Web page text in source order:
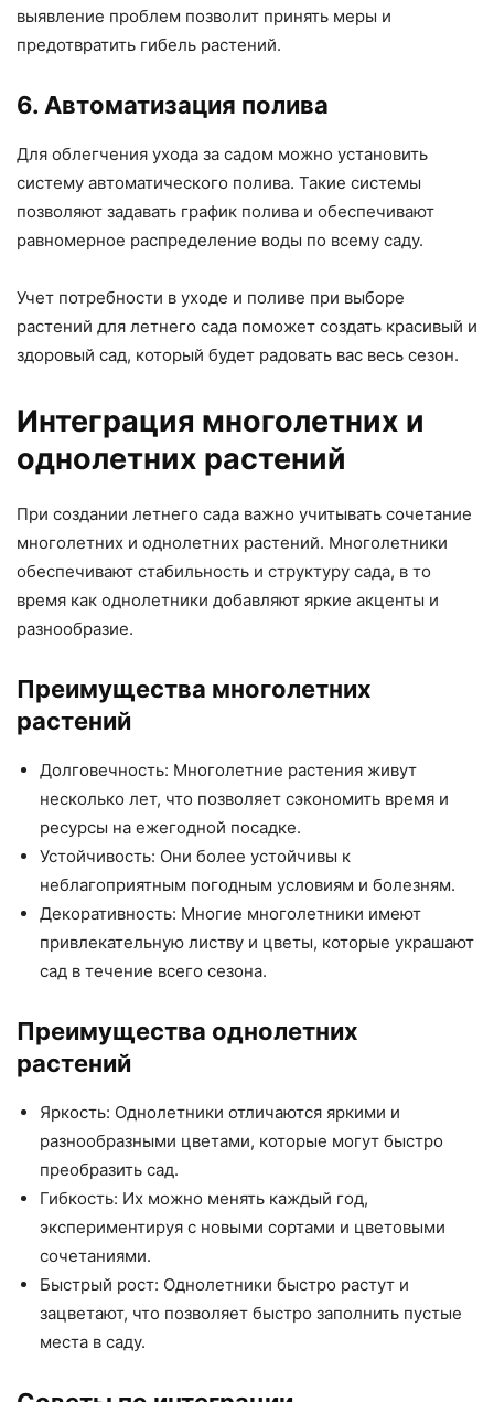
выявление проблем позволит принять меры и
предотвратить гибель растений.
6. Автоматизация полива
Для облегчения ухода за садом можно установить
систему автоматического полива. Такие системы
позволяют задавать график полива и обеспечивают
равномерное распределение воды по всему саду.
Учет потребности в уходе и поливе при выборе
растений для летнего сада поможет создать красивый и
здоровый сад, который будет радовать вас весь сезон.
Интеграция многолетних и
однолетних растений
При создании летнего сада важно учитывать сочетание
многолетних и однолетних растений. Многолетники
обеспечивают стабильность и структуру сада, в то
время как однолетники добавляют яркие акценты и
разнообразие.
Преимущества многолетних
растений
Долговечность: Многолетние растения живут
несколько лет, что позволяет сэкономить время и
ресурсы на ежегодной посадке.
Устойчивость: Они более устойчивы к
неблагоприятным погодным условиям и болезням.
Декоративность: Многие многолетники имеют
привлекательную листву и цветы, которые украшают
сад в течение всего сезона.
Преимущества однолетних
растений
Яркость: Однолетники отличаются яркими и
разнообразными цветами, которые могут быстро
преобразить сад.
Гибкость: Их можно менять каждый год,
экспериментируя с новыми сортами и цветовыми
сочетаниями.
Быстрый рост: Однолетники быстро растут и
зацветают, что позволяет быстро заполнить пустые
места в саду.